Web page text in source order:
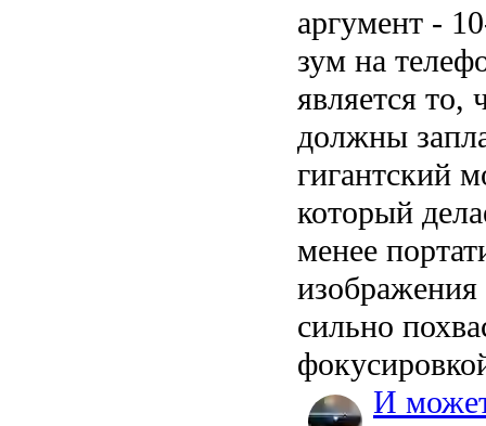
аргумент -
зум на
является то,
должны
гигантский
который
менее
сильно
И